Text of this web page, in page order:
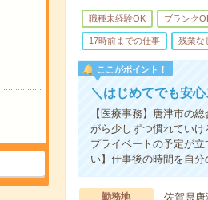
職種未経験OK ブランク
17時前までの仕事 残業な
ここがポイント！
＼はじめてでも安
【医療事務】唐津市の
がら少しずつ慣れていけ
プライベートの予定が
い】仕事後の時間を自
勤務地
佐賀県唐